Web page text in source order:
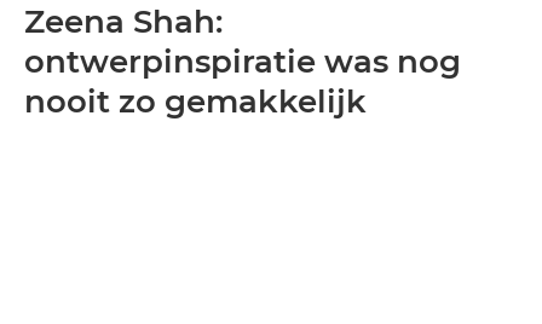
Zeena Shah:
ontwerpinspiratie was nog
nooit zo gemakkelijk